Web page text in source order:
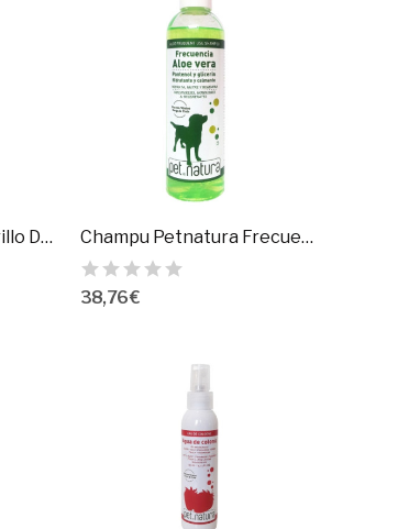
Champu Petnatura Brillo De Aceite Vison Champu Petnatura Frecuencia De Aloe Vera
38,76 €